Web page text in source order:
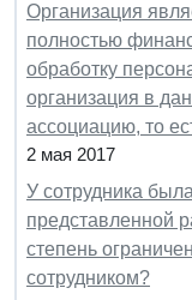
Организация
полностью
обработку
организация в
ассоциацию, то
2 мая 2017
У сотрудника
представленной
степень
сотрудником?